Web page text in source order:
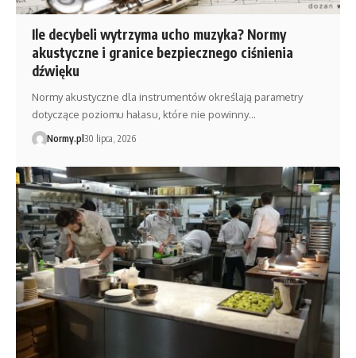
Ile decybeli wytrzyma ucho muzyka? Normy
akustyczne i granice bezpiecznego ciśnienia
dźwięku
Normy akustyczne dla instrumentów określają parametry
dotyczące poziomu hałasu, które nie powinny…
Normy.pl30 lipca, 2026